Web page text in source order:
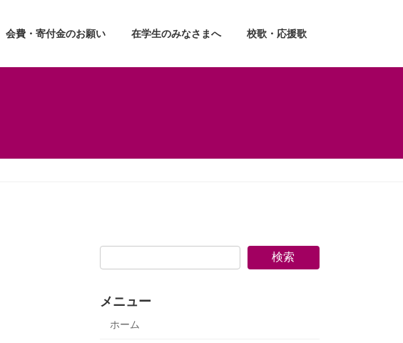
会費・寄付金のお願い 在学生のみなさまへ 校歌・応援歌
検索
メニュー
ホーム